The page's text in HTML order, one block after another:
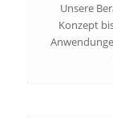
Unsere
Konzept